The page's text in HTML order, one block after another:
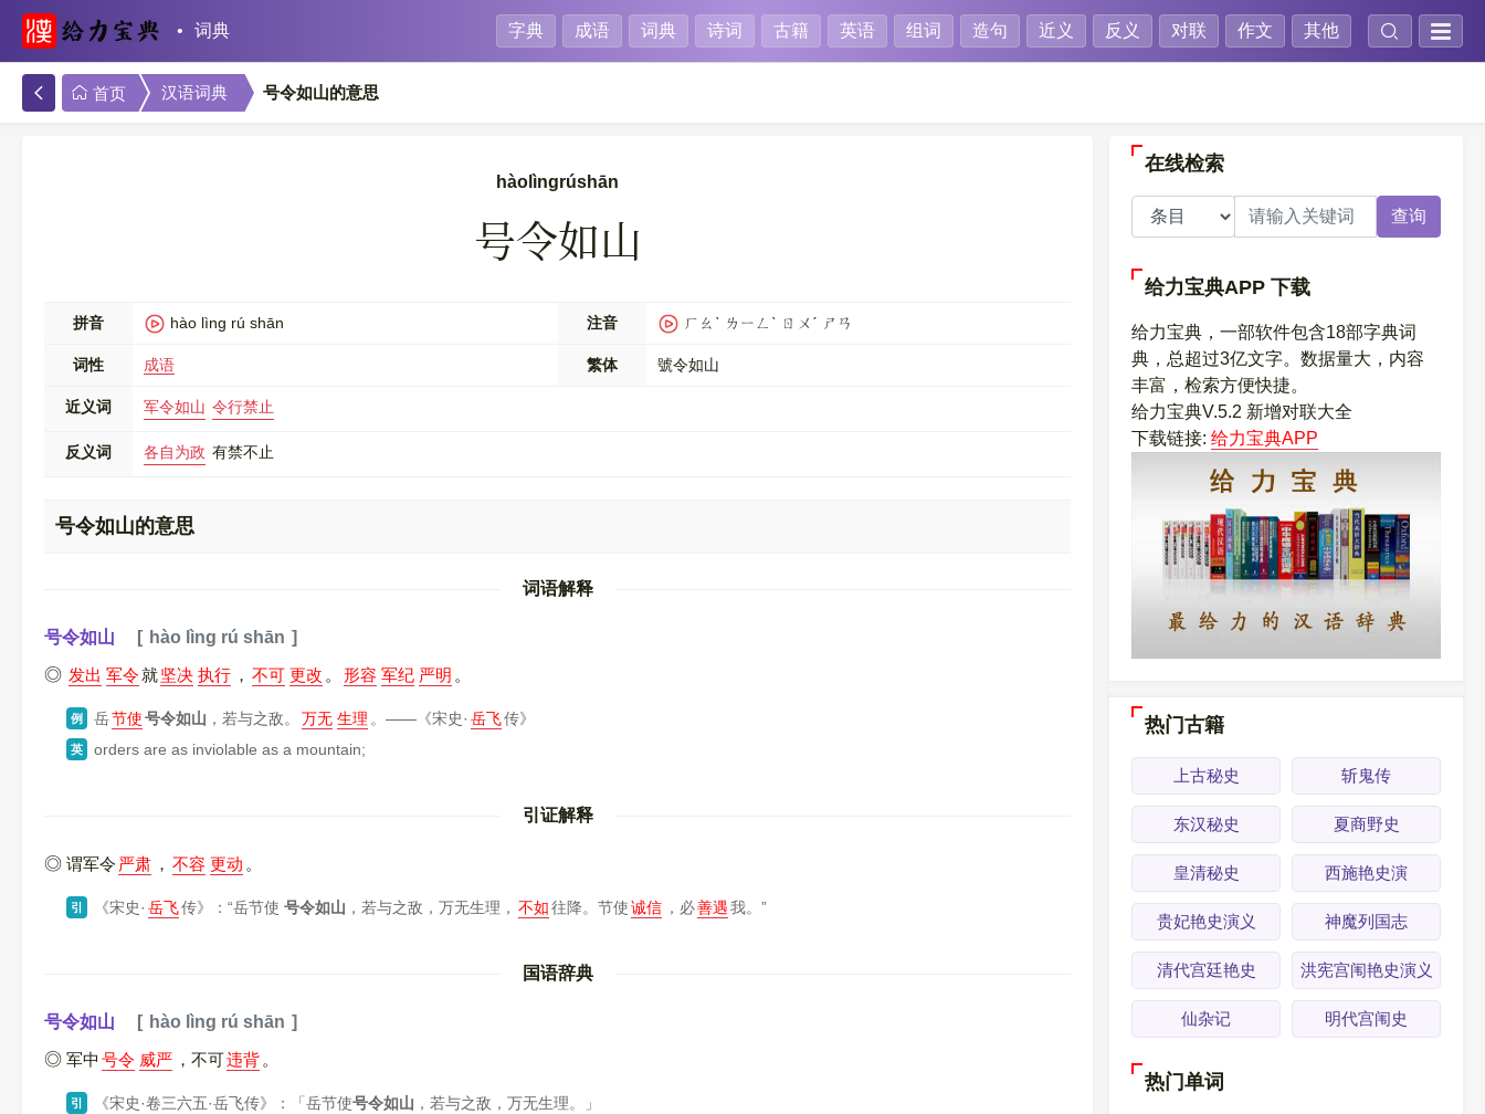
词典 字典 成语 词典 诗词 古籍 英语 组词 造句 近义 反义 对联 作文 其他
首页 汉语词典 号令如山的意思
hàolìngrúshān
号令如山
拼音 hào lìng rú shān 注音 ㄏㄠˋ ㄌㄧㄥˋ ㄖㄨˊ ㄕㄢ
词性 成语 繁体 號令如山
近义词 军令如山 令行禁止
反义词 各自为政 有禁不止
号令如山的意思
词语解释
号令如山
hào lìng rú shān
发出 军令就坚决 执行 ， 不可 更改 。 形容 军纪 严明 。
例 岳节使号令如山 ，若与之敌。 万无 生理 。—— 《宋史· 岳飞传》
英 orders are as inviolable as a mountain;
引证解释
谓军令 严肃 ， 不容 更动 。
引 《宋史· 岳飞传》 ：“岳节使 号令如山 ，若与之敌，万无生理， 不如往降。节使诚信 ，必善遇我。”
国语辞典
号令如山
hào lìng rú shān
军中 号令 威严 ，不可违背 。
引 《宋史·卷三六五·岳飞传》 ：「岳节使号令如山 ，若与之敌，万无生理。」
在线检索
查询
给力宝典APP 下载
给力宝典，一部软件包含18部字典词
典，总超过3亿文字。数据量大，内容
丰富，检索方便快捷。
给力宝典V.5.2 新增对联大全
下载链接: 给力宝典APP
热门古籍
上古秘史 斩鬼传
东汉秘史 夏商野史
皇清秘史 西施艳史演
贵妃艳史演义 神魔列国志
清代宫廷艳史 洪宪宫闱艳史演义
仙杂记 明代宫闱史
热门单词